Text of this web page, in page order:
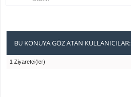
BU KONUYA GÖZ ATAN KULLANICILAR:
1 Ziyaretçi(ler)